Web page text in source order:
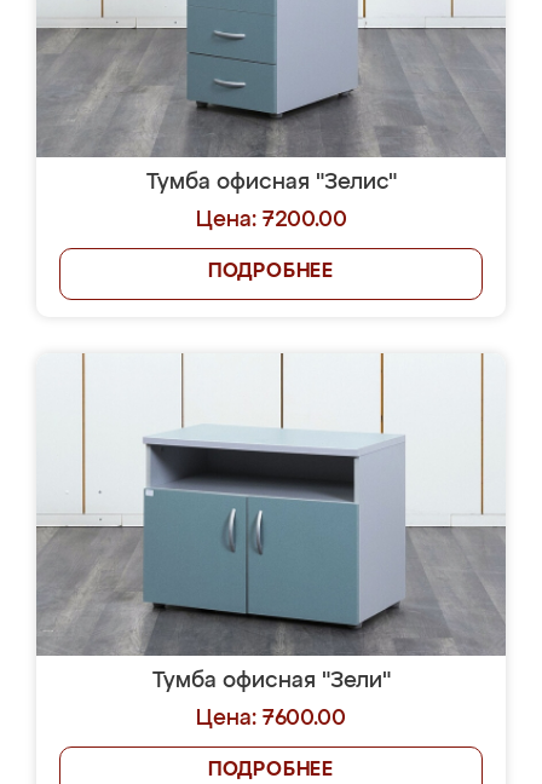
Тумба офисная "Зелис"
Цена: 7200.00
ПОДРОБНЕЕ
Тумба офисная "Зели"
Цена: 7600.00
ПОДРОБНЕЕ